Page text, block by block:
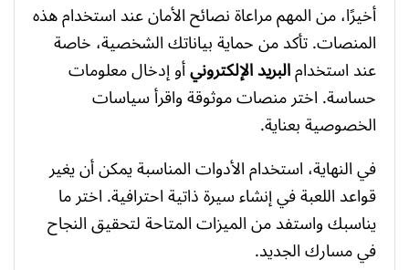
أخيرًا، من المهم مراعاة نصائح الأمان عند استخدام هذه
المنصات. تأكد من حماية بياناتك الشخصية، خاصة
عند استخدامالبريد الإلكترونيأو إدخال معلومات
حساسة. اختر منصات موثوقة واقرأ سياسات
الخصوصية بعناية.
في النهاية، استخدام الأدوات المناسبة يمكن أن يغير
قواعد اللعبة في إنشاء سيرة ذاتية احترافية. اختر ما
يناسبك واستفد من الميزات المتاحة لتحقيق النجاح
في مسارك الجديد.